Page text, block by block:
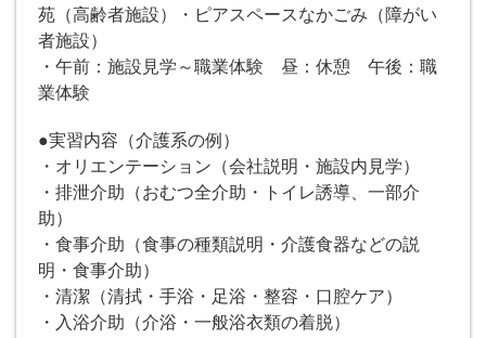
苑（高齢者施設）・ピアスペースなかごみ（障がい
者施設）
・午前：施設見学～職業体験 昼：休憩 午後：職
業体験
●実習内容（介護系の例）
・オリエンテーション（会社説明・施設内見学）
・排泄介助（おむつ全介助・トイレ誘導、一部介
助）
・食事介助（食事の種類説明・介護食器などの説
明・食事介助）
・清潔（清拭・手浴・足浴・整容・口腔ケア）
・入浴介助（介浴・一般浴衣類の着脱）